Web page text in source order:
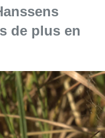
de plus en